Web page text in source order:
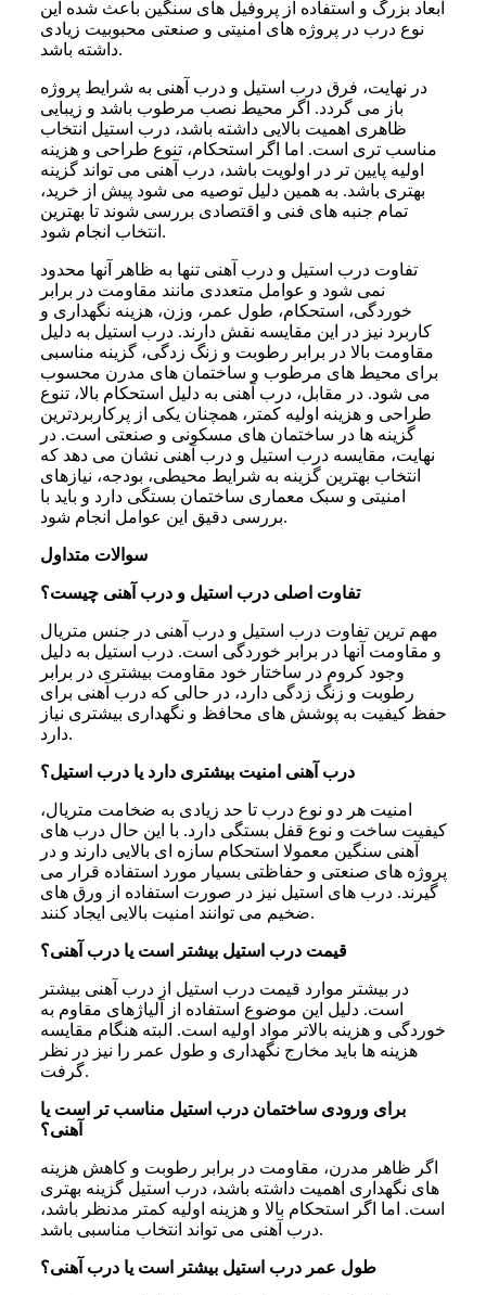
ابعاد بزرگ و استفاده از پروفیل های سنگین باعث شده این
نوع درب در پروژه های امنیتی و صنعتی محبوبیت زیادی
داشته باشد.
در نهایت، فرق درب استیل و درب آهنی به شرایط پروژه
باز می گردد. اگر محیط نصب مرطوب باشد و زیبایی
ظاهری اهمیت بالایی داشته باشد، درب استیل انتخاب
مناسب تری است. اما اگر استحکام، تنوع طراحی و هزینه
اولیه پایین تر در اولویت باشد، درب آهنی می تواند گزینه
بهتری باشد. به همین دلیل توصیه می شود پیش از خرید،
تمام جنبه های فنی و اقتصادی بررسی شوند تا بهترین
انتخاب انجام شود.
تفاوت درب استیل و درب آهنی تنها به ظاهر آنها محدود
نمی شود و عوامل متعددی مانند مقاومت در برابر
خوردگی، استحکام، طول عمر، وزن، هزینه نگهداری و
کاربرد نیز در این مقایسه نقش دارند. درب استیل به دلیل
مقاومت بالا در برابر رطوبت و زنگ زدگی، گزینه مناسبی
برای محیط های مرطوب و ساختمان های مدرن محسوب
می شود. در مقابل، درب آهنی به دلیل استحکام بالا، تنوع
طراحی و هزینه اولیه کمتر، همچنان یکی از پرکاربردترین
گزینه ها در ساختمان های مسکونی و صنعتی است. در
نهایت، مقایسه درب استیل و درب آهنی نشان می دهد که
انتخاب بهترین گزینه به شرایط محیطی، بودجه، نیازهای
امنیتی و سبک معماری ساختمان بستگی دارد و باید با
بررسی دقیق این عوامل انجام شود.
سوالات متداول
تفاوت اصلی درب استیل و درب آهنی چیست؟
مهم ترین تفاوت درب استیل و درب آهنی در جنس متریال
و مقاومت آنها در برابر خوردگی است. درب استیل به دلیل
وجود کروم در ساختار خود مقاومت بیشتری در برابر
رطوبت و زنگ زدگی دارد، در حالی که درب آهنی برای
حفظ کیفیت به پوشش های محافظ و نگهداری بیشتری نیاز
دارد.
درب آهنی امنیت بیشتری دارد یا درب استیل؟
امنیت هر دو نوع درب تا حد زیادی به ضخامت متریال،
کیفیت ساخت و نوع قفل بستگی دارد. با این حال درب های
آهنی سنگین معمولا استحکام سازه ای بالایی دارند و در
پروژه های صنعتی و حفاظتی بسیار مورد استفاده قرار می
گیرند. درب های استیل نیز در صورت استفاده از ورق های
ضخیم می توانند امنیت بالایی ایجاد کنند.
قیمت درب استیل بیشتر است یا درب آهنی؟
در بیشتر موارد قیمت درب استیل از درب آهنی بیشتر
است. دلیل این موضوع استفاده از آلیاژهای مقاوم به
خوردگی و هزینه بالاتر مواد اولیه است. البته هنگام مقایسه
هزینه ها باید مخارج نگهداری و طول عمر را نیز در نظر
گرفت.
برای ورودی ساختمان درب استیل مناسب تر است یا
آهنی؟
اگر ظاهر مدرن، مقاومت در برابر رطوبت و کاهش هزینه
های نگهداری اهمیت داشته باشد، درب استیل گزینه بهتری
است. اما اگر استحکام بالا و هزینه اولیه کمتر مدنظر باشد،
درب آهنی می تواند انتخاب مناسبی باشد.
طول عمر درب استیل بیشتر است یا درب آهنی؟